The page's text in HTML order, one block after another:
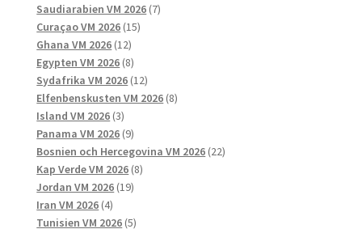
produkter
Saudiarabien VM 2026 77
Curaçao VM 2026 1515
Ghana VM 2026 1212
produkter
Egypten VM 2026 88
produkter
Sydafrika VM 2026 1212
produkter
Elfenbenskusten VM 2026 88
Island VM 2026 33
produkter
Panama VM 2026 99
produkter
Bosnien och Hercegovina VM 2026 2222
Kap Verde VM 2026 88
Jordan VM 2026 1919
Iran VM 2026 44
produkter
Tunisien VM 2026 55